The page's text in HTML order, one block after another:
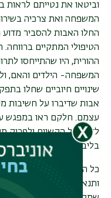
וביטאו את נטייתם לראות
המשפחה ואת צרכיה
החלו האבות להסביר מדוע
הטיפולי המתקיים
ההורית, היו שהתייחסו
המשפחה- הילדים והאם,
שינויים חיוביים שחלו
אבות שדיברו על חשיבות
עצמם. חלקם ראו במפגש
לדבר על הקשיים ולפרוק
בליבם.
כל האבות חשפו מצוקות,
ותנאי חיים קשים של